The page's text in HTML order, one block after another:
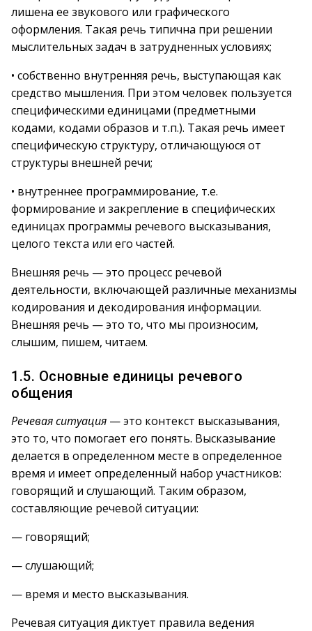
лишена ее звукового или графического
оформления. Такая речь типична при решении
мыслительных задач в затрудненных условиях;
• собственно внутренняя речь, выступающая как
средство мышления. При этом человек пользуется
специфическими единицами (предметными
кодами, кодами образов и т.п.). Такая речь имеет
специфическую структуру, отличающуюся от
структуры внешней речи;
• внутреннее программирование, т.е.
формирование и закрепление в специфических
единицах программы речевого высказывания,
целого текста или его частей.
Внешняя речь — это процесс речевой
деятельности, включающей различные механизмы
кодирования и декодирования информации.
Внешняя речь — это то, что мы произносим,
слышим, пишем, читаем.
1.5. Основные единицы речевого
общения
Речевая ситуация — это контекст высказывания,
это то, что помогает его понять. Высказывание
делается в определенном месте в определенное
время и имеет определенный набор участников:
говорящий и слушающий. Таким образом,
составляющие речевой ситуации:
— говорящий;
— слушающий;
— время и место высказывания.
Речевая ситуация диктует правила ведения